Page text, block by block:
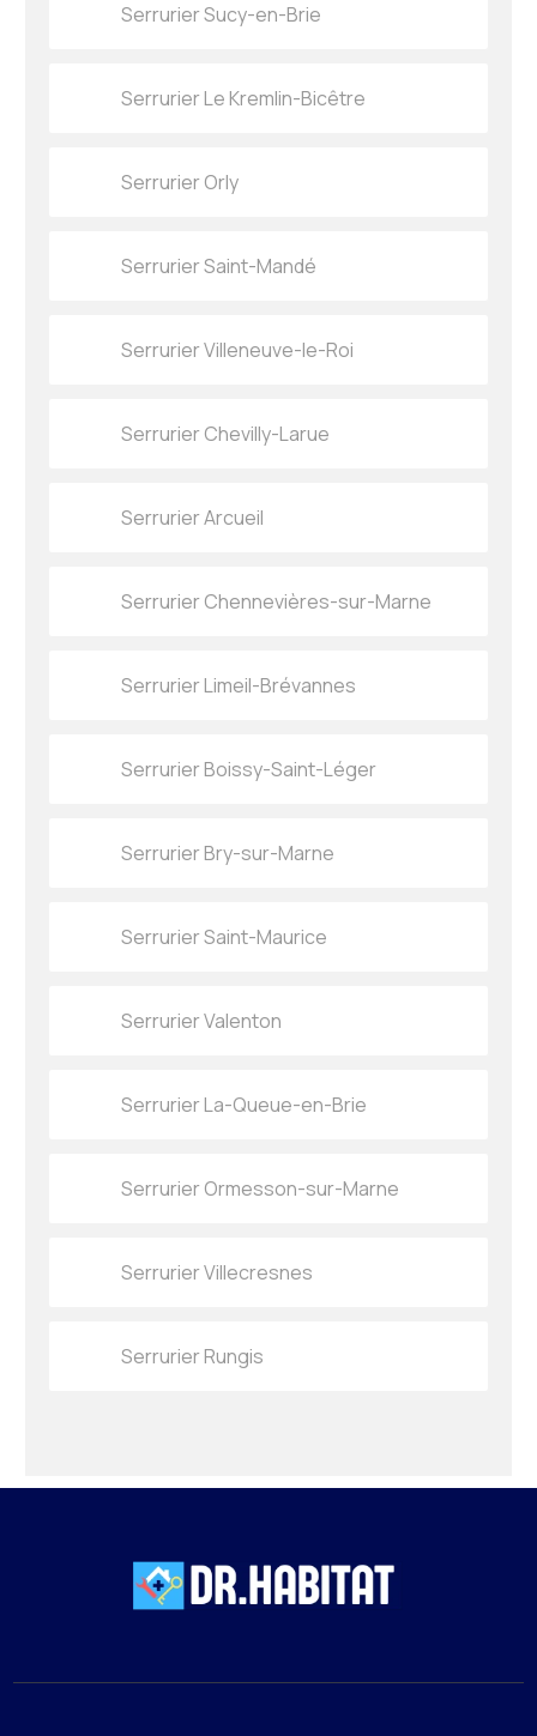
Serrurier Sucy-en-Brie
Serrurier Le Kremlin-Bicêtre
Serrurier Orly
Serrurier Saint-Mandé
Serrurier Villeneuve-le-Roi
Serrurier Chevilly-Larue
Serrurier Arcueil
Serrurier Chennevières-sur-Marne
Serrurier Limeil-Brévannes
Serrurier Boissy-Saint-Léger
Serrurier Bry-sur-Marne
Serrurier Saint-Maurice
Serrurier Valenton
Serrurier La-Queue-en-Brie
Serrurier Ormesson-sur-Marne
Serrurier Villecresnes
Serrurier Rungis